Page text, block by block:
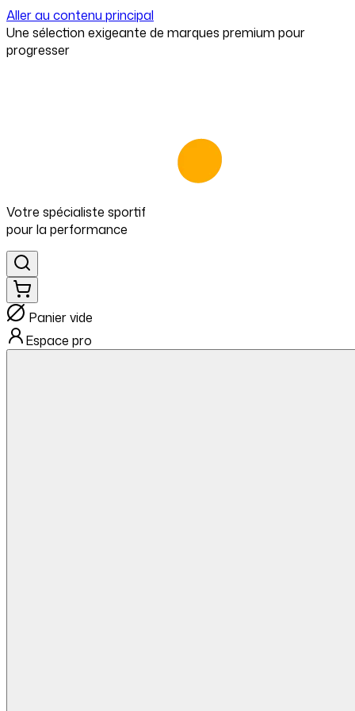
Aller au contenu principal
⁠Une sélection exigeante de marques premium pour
progresser
Votre spécialiste sportif
pourla performance
Panier vide
Espace pro